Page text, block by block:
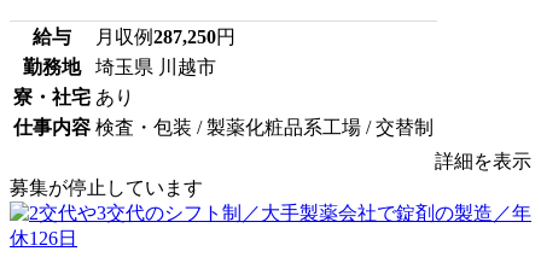
給与 月収例287,250円
勤務地
埼玉県 川越市
寮・社宅 あり
仕事内容 検査・包装 / 製薬化粧品系工場 / 交替制
詳細を表示
募集が停止しています